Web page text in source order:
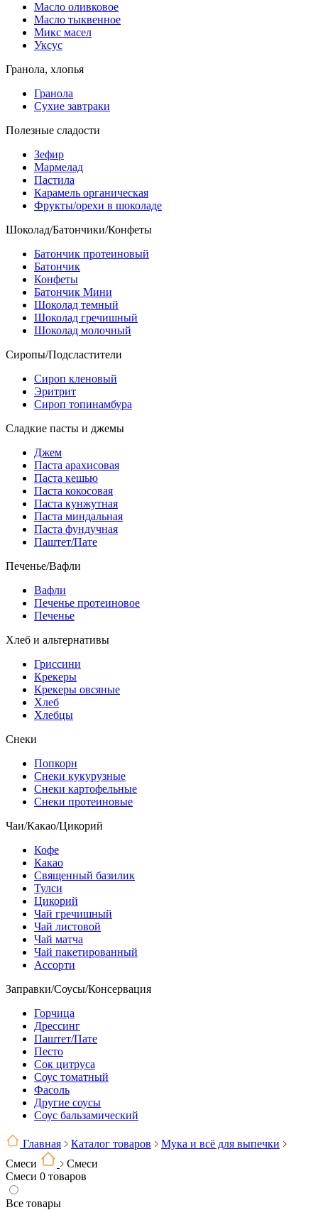
Масло оливковое
Масло тыквенное
Микс масел
Уксус
Гранола, хлопья
Гранола
Сухие завтраки
Полезные сладости
Зефир
Мармелад
Пастила
Карамель органическая
Фрукты/орехи в шоколаде
Шоколад/Батончики/Конфеты
Батончик протеиновый
Батончик
Конфеты
Батончик Мини
Шоколад темный
Шоколад гречишный
Шоколад молочный
Сиропы/Подсластители
Сироп кленовый
Эритрит
Сироп топинамбура
Сладкие пасты и джемы
Джем
Паста арахисовая
Паста кешью
Паста кокосовая
Паста кунжутная
Паста миндальная
Паста фундучная
Паштет/Пате
Печенье/Вафли
Вафли
Печенье протеиновое
Печенье
Хлеб и альтернативы
Гриссини
Крекеры
Крекеры овсяные
Хлеб
Хлебцы
Снеки
Попкорн
Снеки кукурузные
Снеки картофельные
Снеки протеиновые
Чаи/Какао/Цикорий
Кофе
Какао
Священный базилик
Тулси
Цикорий
Чай гречишный
Чай листовой
Чай матча
Чай пакетированный
Ассорти
Заправки/Соусы/Консервация
Горчица
Дрессинг
Паштет/Пате
Песто
Сок цитруса
Соус томатный
Фасоль
Другие соусы
Соус бальзамический
Главная Каталог товаров
Мука и всё для выпечки
Смеси
Смеси
Смеси 0 товаров
Все товары